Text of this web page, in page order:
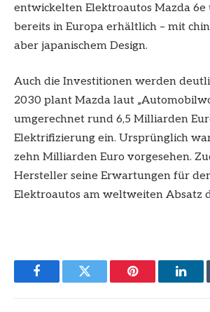
entwickelten Elektroautos Mazda 6e
bereits in Europa erhältlich – mit
aber japanischem Design.
Auch die Investitionen werden
2030 plant Mazda laut
umgerechnet rund 6,5 Milliarden
Elektrifizierung ein. Ursprünglich
zehn Milliarden Euro vorgesehen.
Hersteller seine Erwartungen für
Elektroautos am weltweiten Absatz
FacebookTwitter Pinterest